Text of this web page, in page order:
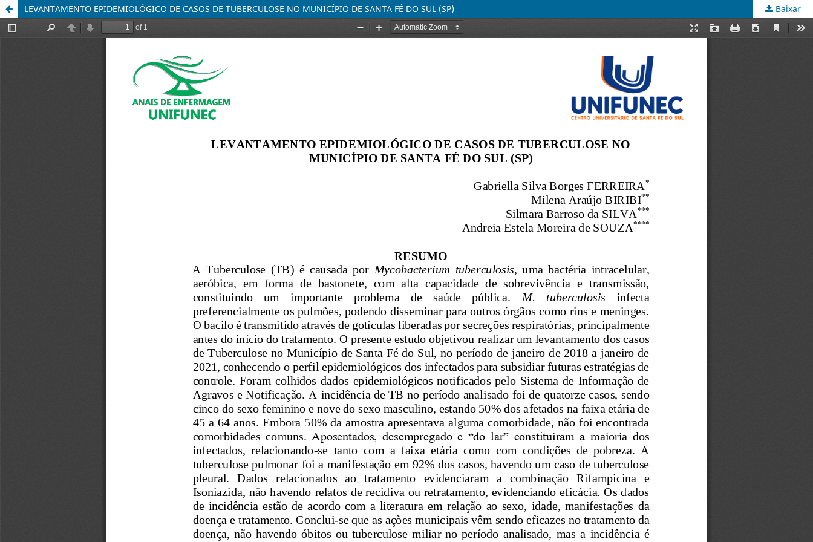
LEVANTAMENTO EPIDEMIOLÓGICO DE CASOS DE TUBERCULOSE NO MUNICÍPIO DE SANTA FÉ DO SUL (SP) Baixar